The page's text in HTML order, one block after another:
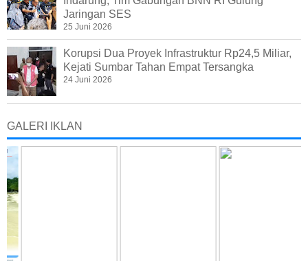
Jaringan SES
25 Juni 2026
Korupsi Dua Proyek Infrastruktur Rp24,5 Miliar,
Kejati Sumbar Tahan Empat Tersangka
24 Juni 2026
GALERI IKLAN